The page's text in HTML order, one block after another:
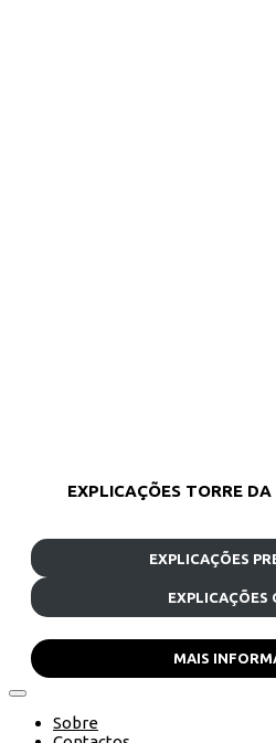
EXPLICAÇÕES TORRE
EXPLICAÇÕES
EXPLICAÇÕES
MAIS
Sobre